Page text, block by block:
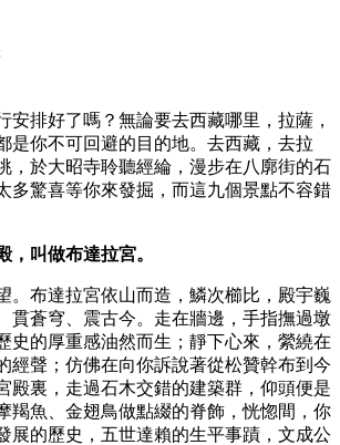
安排好了嗎？無論要去西藏哪里，拉薩，
是你不可回避的目的地。去西藏，去拉
，於大昭寺聆聽經綸，漫步在八廓街的石
多驚喜等你來發掘，而這九個景點不容錯
，叫做布達拉宮。
。布達拉宮依山而造，鱗次櫛比，殿宇巍
貫蒼穹、震古今。走在牆邊，手指撫過墩
史的厚重感油然而生；靜下心來，縈繞在
經聲；仿佛在向你訴說著從松贊幹布到今
殿裏，走過石木交錯的建築群，仰頭便是
羯魚、金翅鳥做點綴的脊飾，恍惚間，你
展的歷史，五世達賴的生平事蹟，文成公